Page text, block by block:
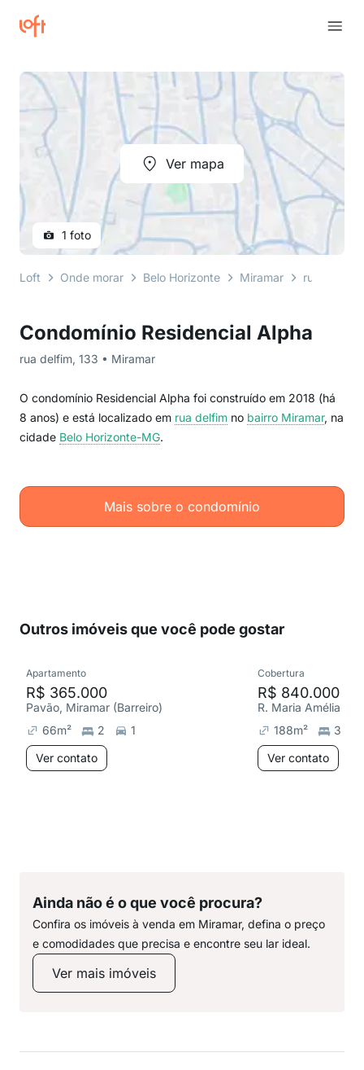
Condomínio Residencial Alpha
rua delfim, 133 • Miramar
O condomínio Residencial Alpha foi construído em 2018 (há
8 anos) e está localizado em rua delfim no bairro Miramar, na
cidade Belo Horizonte-MG.
Mais sobre o condomínio
Ver mapa
1 foto
Loft Onde morar Belo Horizonte Miramar rua delfim
Outros imóveis que você pode gostar
Apartamento
R$ 365.000
Pavão, Miramar (Barreiro)
66m² 2
1
Ver contato
Cobertura
R$ 840.000
188m²
3
Ver contato
Ainda não é o que você procura?
Confira os imóveis à venda em Miramar, defina o preço
e comodidades que precisa e encontre seu lar ideal.
Ver mais imóveis